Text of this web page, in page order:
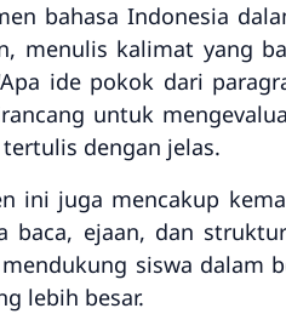
bahasa Indonesia
menulis kalimat yang
ide pokok dari
untuk
dengan jelas.
ini juga mencakup
baca, ejaan, dan
siswa dalam
lebih besar.